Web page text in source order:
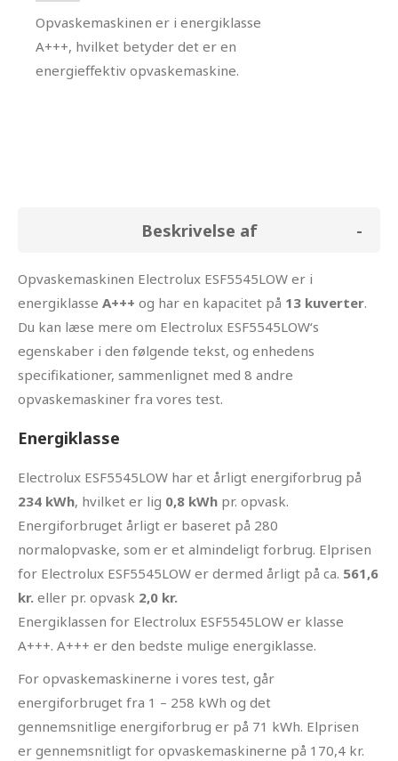
Opvaskemaskinen er i energiklasse
A+++, hvilket betyder det er en
energieffektiv opvaskemaskine.
Beskrivelse af
Opvaskemaskinen Electrolux ESF5545LOW er i
energiklasse A+++ og har en kapacitet på 13 kuverter.
Du kan læse mere om Electrolux ESF5545LOW‘s
egenskaber i den følgende tekst, og enhedens
specifikationer, sammenlignet med 8 andre
opvaskemaskiner fra vores test.
Energiklasse
Electrolux ESF5545LOW har et årligt energiforbrug på
234 kWh, hvilket er lig 0,8 kWh pr. opvask.
Energiforbruget årligt er baseret på 280
normalopvaske, som er et almindeligt forbrug. Elprisen
for Electrolux ESF5545LOW er dermed årligt på ca. 561,6
kr. eller pr. opvask 2,0 kr.
Energiklassen for Electrolux ESF5545LOW er klasse
A+++. A+++ er den bedste mulige energiklasse.
For opvaskemaskinerne i vores test, går
energiforbruget fra 1 – 258 kWh og det
gennemsnitlige energiforbrug er på 71 kWh. Elprisen
er gennemsnitligt for opvaskemaskinerne på 170,4 kr.